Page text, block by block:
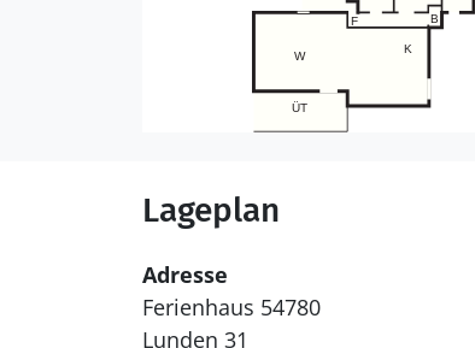
Lageplan
Adresse
Ferienhaus 54780
Lunden 31